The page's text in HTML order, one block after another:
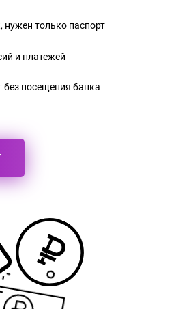
нужен только паспорт
и платежей
без посещения банка
кредит
ВОЙТИ
пароль